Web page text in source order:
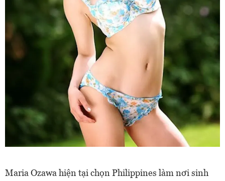
Maria Ozawa hiện tại chọn Philippines làm nơi sinh